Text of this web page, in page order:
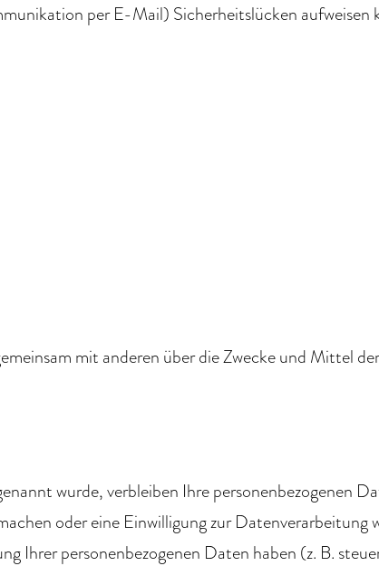
per E-Mail) Sicherheitslücken aufweisen
mit anderen über die Zwecke und Mittel
wurde, verbleiben Ihre personenbezogenen
oder eine Einwilligung zur Datenverarbeitung
Ihrer personenbezogenen Daten haben (z. B.